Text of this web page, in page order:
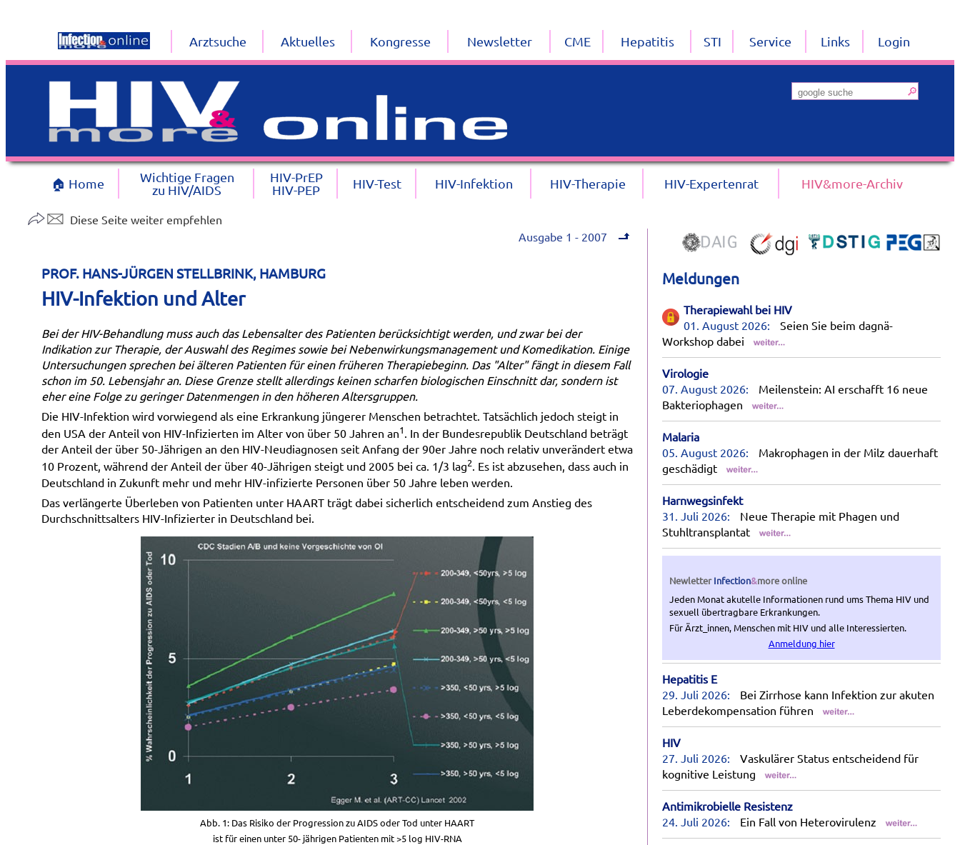
Ausgabe 1 - 2007
PROF. HANS-JÜRGEN STELLBRINK, HAMBURG
HIV-Infektion und Alter
Bei der HIV-Behandlung muss auch das Lebensalter des Patienten berücksichtigt werden, und zwar bei der
Indikation zur Therapie, der Auswahl des Regimes sowie bei Nebenwirkungsmanagement und Komedikation. Einige
Untersuchungen sprechen bei älteren Patienten für einen früheren Therapiebeginn. Das "Alter" fängt in diesem Fall
schon im 50. Lebensjahr an. Diese Grenze stellt allerdings keinen scharfen biologischen Einschnitt dar, sondern ist
eher eine Folge zu geringer Datenmengen in den höheren Altersgruppen.
Die HIV-Infektion wird vorwiegend als eine Erkrankung jüngerer Menschen betrachtet. Tatsächlich jedoch steigt in
den USA der Anteil von HIV-Infizierten im Alter von über 50 Jahren an1. In der Bundesrepublik Deutschland beträgt
der Anteil der über 50-Jährigen an den HIV-Neudiagnosen seit Anfang der 90er Jahre noch relativ unverändert etwa
10 Prozent, während der Anteil der über 40-Jährigen steigt und 2005 bei ca. 1/3 lag2. Es ist abzusehen, dass auch in
Deutschland in Zukunft mehr und mehr HIV-infizierte Personen über 50 Jahre leben werden.
Das verlängerte Überleben von Patienten unter HAART trägt dabei sicherlich entscheidend zum Anstieg des
Durchschnittsalters HIV-Infizierter in Deutschland bei.
Abb. 1: Das Risiko der Progression zu AIDS oder Tod unter HAART
ist für einen unter 50- jährigen Patienten mit >5 log HIV-RNA
Meldungen
Therapiewahl bei HIV
01. August 2026:
Seien Sie beim dagnä-
Workshop dabei
Virologie
07. August 2026:
Meilenstein: AI erschafft 16 neue
Bakteriophagen
Malaria
05. August 2026:
Makrophagen in der Milz dauerhaft
geschädigt
Harnwegsinfekt
31. Juli 2026:
Neue Therapie mit Phagen und
Stuhltransplantat
NewletterInfection&moreonline
Jeden Monat akutelle Informationen rund ums Thema HIV und
sexuell übertragbare Erkrankungen.
Für Ärzt_innen, Menschen mit HIV und alle Interessierten.
Anmeldung hier
Hepatitis E
29. Juli 2026:
Bei Zirrhose kann Infektion zur akuten
Leberdekompensation führen
HIV
27. Juli 2026:
Vaskulärer Status entscheidend für
kognitive Leistung
Antimikrobielle Resistenz
24. Juli 2026:
Ein Fall von Heterovirulenz
Arztsuche Aktuelles Kongresse Newsletter CME Hepatitis STI Service Links Login
🏠 Home
Wichtige Fragen
zu HIV/AIDS
HIV-PrEP
HIV-PEP
HIV-Test HIV-Infektion HIV-Therapie HIV-Expertenrat HIV&more-Archiv
Diese Seite weiter empfehlen